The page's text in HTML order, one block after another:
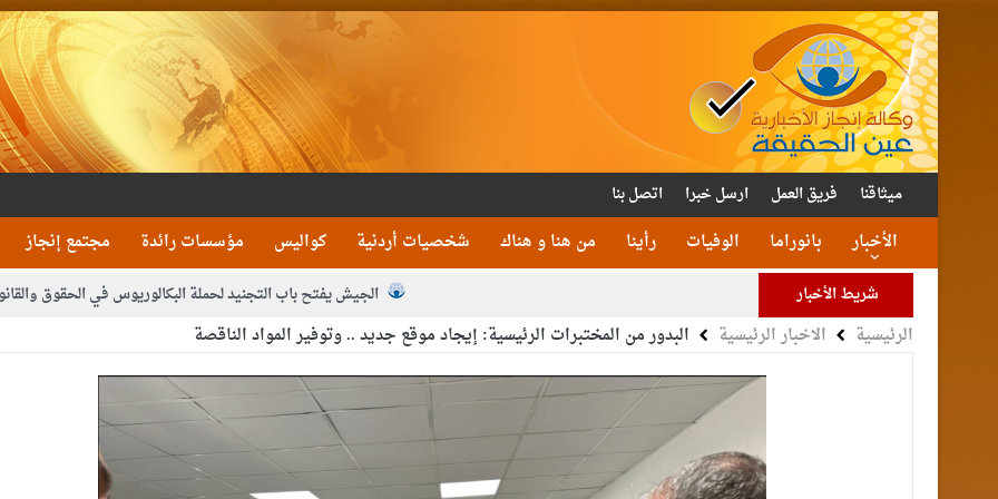
ميثاقنا فريق العمل ارسل خبرا اتصل بنا
الأخبار بانوراما الوفيات رأينا من هنا و هناك شخصيات أردنية كواليس مؤسسات رائدة مجتمع إنجاز
شريط الأخبار
الجيش يفتح باب التجنيد لحملة البكالوريوس في الحقوق
الأمن يتلف 16 مليون حبة كبتاجون و1480 كغم مواد مخدرة
القاضي يلتقي رؤساء تحرير الصحف اليومية ويؤكد حرص مجلس النواب على شراكة فاعلة
الملك يلتقي مجموعة من رفاق السلاح
الملك يتلقى اتصالا هاتفيا من العاهل البحريني
الرئيسية الاخبار الرئيسية البدور من المختبرات الرئيسية: إيجاد موقع جديد .. وتوفير المواد الناقصة